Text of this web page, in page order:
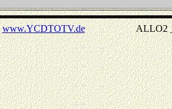
www.YCDTOTV.deALLO2 _